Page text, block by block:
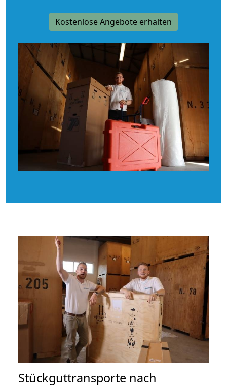
Kostenlose Angebote erhalten
Stückguttransporte nach